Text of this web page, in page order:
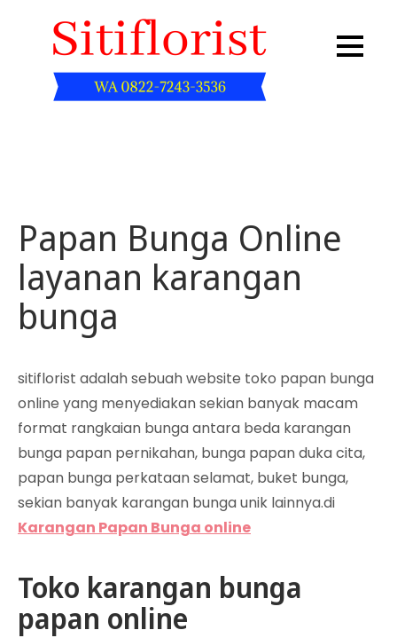
content
Papan Bunga Online
layanan karangan
bunga
sitiflorist adalah sebuah website toko papan bunga
online yang menyediakan sekian banyak macam
format rangkaian bunga antara beda karangan
bunga papan pernikahan, bunga papan duka cita,
papan bunga perkataan selamat, buket bunga,
sekian banyak karangan bunga unik lainnya.di
Karangan Papan Bunga online
Toko karangan bunga
papan online